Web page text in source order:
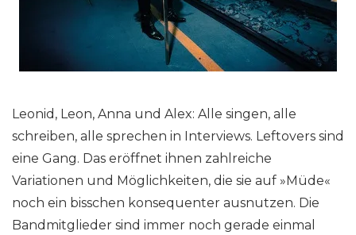
Leonid, Leon, Anna und Alex: Alle singen, alle
schreiben, alle sprechen in Interviews. Leftovers sind
eine Gang. Das eröffnet ihnen zahlreiche
Variationen und Möglichkeiten, die sie auf »Müde«
noch ein bisschen konsequenter ausnutzen. Die
Bandmitglieder sind immer noch gerade einmal